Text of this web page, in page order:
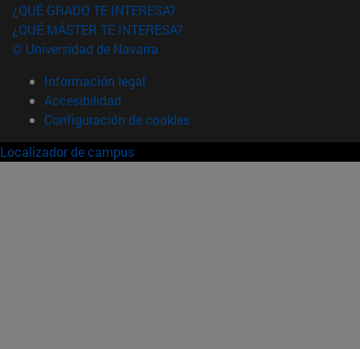
¿QUÉ GRADO TE INTERESA?
¿QUÉ MÁSTER TE INTERESA?
© Universidad de Navarra
Información legal
Accesibilidad
Configuración de cookies
Localizador de campus